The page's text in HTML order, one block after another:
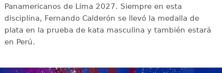
Panamericanos de Lima 2027. Siempre en esta
disciplina, Fernando Calderón se llevó la medalla de
plata en la prueba de kata masculina y también estará
en Perú.